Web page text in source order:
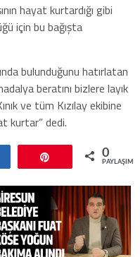
hayat kurtardığı gibi
için bu bağışta
bulunduğunu hatırlatan
beratını bizlere layık
ve tüm Kızılay ekibine
kurtar” dedi.
0